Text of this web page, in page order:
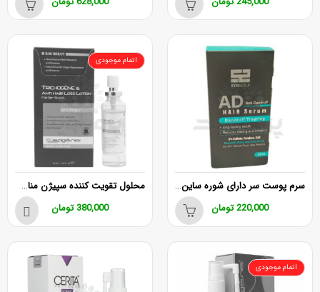
سرم پوست سر دارای شوره ساین اسکالپ مدل AD حجم 50 میلی لیتر
220,000تومان
اتمام موجودی
محلول تقویت کننده سپیژن مناسب موهای خشک
380,000 تومان
اتمام موجودی